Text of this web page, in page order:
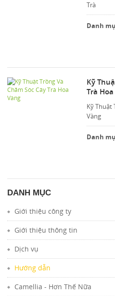
Trà
Danh
Kỹ
Trà
Kỹ Thuật
Vàng
Danh
DANH MỤC
Giới thiệu công ty
Giới thiệu thông tin
Dịch vụ
Hướng dẫn
Camellia - Hơn Thế Nữa